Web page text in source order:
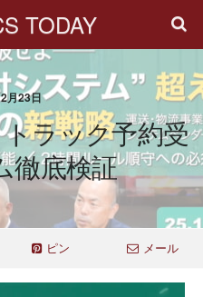
TODAY
月23日
ラック予約受
徹底検証
ピン メール